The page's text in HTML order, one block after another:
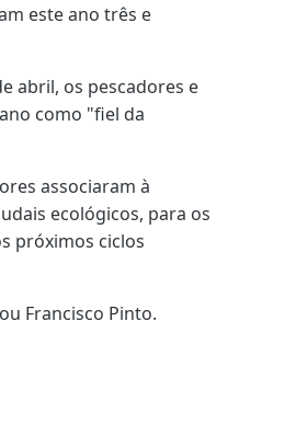
este ano três e
abril, os pescadores e
como "fiel da
associaram à
ecológicos, para os
próximos ciclos
Francisco Pinto.